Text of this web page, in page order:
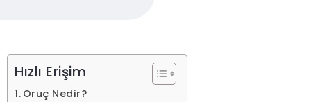
Hızlı Erişim
Oruç Nedir?